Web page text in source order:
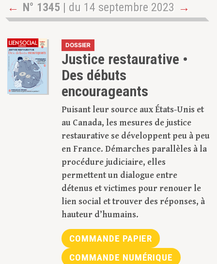
← N° 1345 | du 14 septembre 2023 →
DOSSIER
Justice restaurative •
Des débuts
encourageants
Puisant leur source aux États-Unis et
au Canada, les mesures de justice
restaurative se développent peu à peu
en France. Démarches parallèles à la
procédure judiciaire, elles
permettent un dialogue entre
détenus et victimes pour renouer le
lien social et trouver des réponses, à
hauteur d’humains.
COMMANDE PAPIER
COMMANDE NUMÉRIQUE